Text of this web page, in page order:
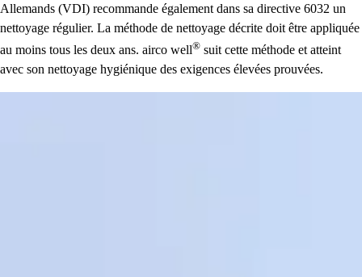
Allemands (VDI) recommande également dans sa directive 6032 un
nettoyage régulier. La méthode de nettoyage décrite doit être appliquée
au moins tous les deux ans. airco well® suit cette méthode et atteint
avec son nettoyage hygiénique des exigences élevées prouvées.